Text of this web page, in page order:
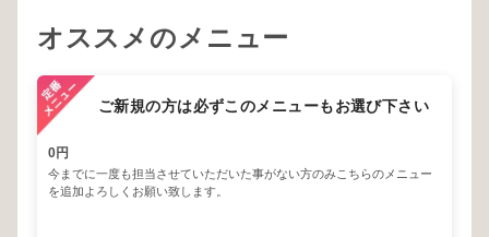
オススメのメニュー
ご新規の方は必ずこのメニューもお選び下さい
0円
今までに一度も担当させていただいた事がない方のみこちらのメニュー
を追加よろしくお願い致します。